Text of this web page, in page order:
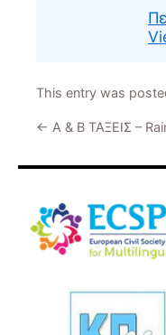
This entry was
← Α & Β ΤΑΞΕΙΣ –